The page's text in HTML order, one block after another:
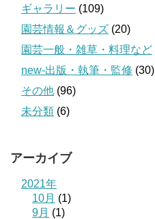
ギャラリー (109)
園芸情報＆グッズ (20)
園芸一般・雑草・料理など
new-出版・執筆・監修 (30)
その他 (96)
未分類 (6)
アーカイブ
2021年
10月 (1)
9月 (1)